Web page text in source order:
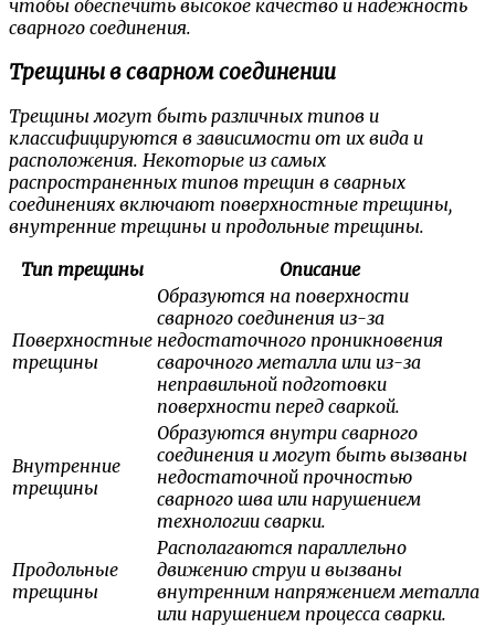
чтобы обеспечить высокое качество и надежность
сварного соединения.
Трещины в сварном соединении
Трещины могут быть различных типов и
классифицируются в зависимости от их вида и
расположения. Некоторые из самых
распространенных типов трещин в сварных
соединениях включают поверхностные трещины,
внутренние трещины и продольные трещины.
Тип трещины
Описание
Поверхностные
трещины
Образуются на поверхности
сварного соединения из-за
недостаточного проникновения
сварочного металла или из-за
неправильной подготовки
поверхности перед сваркой.
Внутренние
трещины
Образуются внутри сварного
соединения и могут быть вызваны
недостаточной прочностью
сварного шва или нарушением
технологии сварки.
Продольные
трещины
Располагаются параллельно
движению струи и вызваны
внутренним напряжением металла
или нарушением процесса сварки.